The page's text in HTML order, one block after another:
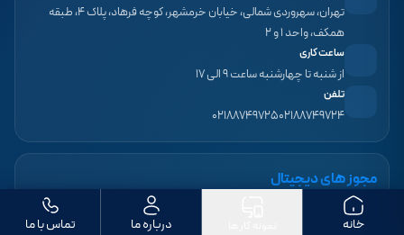
تهران، سهروردی شمالی، خیابان خرمشهر، کوچه فرهاد، پلاک ۴، طبقه
همکف، واحد ۱ و ۲
ساعت کاری
از شنبه تا چهارشنبه ساعت ۹ الی ۱۷
تلفن
۰۲۱۸۸۷۴۹۷۲۴۰۲۱۸۸۷۴۹۷۲۵
مجوز های دیجیتال
خانه درباره ما تماس با ما